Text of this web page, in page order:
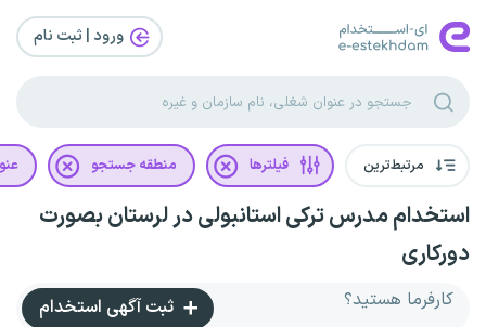
ورود | ثبت‌ نام
مرتبط‌ترین فیلترها منطقه جستجو
استخدام مدرس ترکی استانبولی در لرستان بصورت
دورکاری
کارفرما هستید؟ ثبت آگهی استخدام